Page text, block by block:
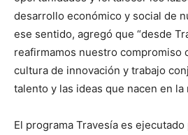
desarrollo económico y social de
ese sentido, agregó que “desde
reafirmamos nuestro compromiso
cultura de innovación y trabajo
talento y las ideas que nacen en la
El programa Travesía es